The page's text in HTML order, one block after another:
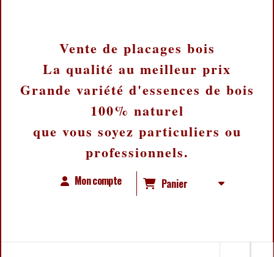
Vente de placages bois
La qualité au meilleur prix
Grande variété d'essences de bois
100% naturel
que vous soyez particuliers ou
professionnels.
Mon compte Panier